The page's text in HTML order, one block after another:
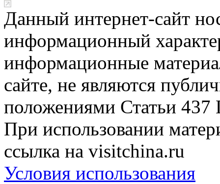
Данный интернет-сайт
информационный
информационные
сайте, не являются
положениями Статьи 437
При использовании
ссылка на visitchina.ru
Условия использования